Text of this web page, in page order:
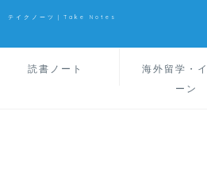
テイクノーツ｜Take Notes
読書ノート
海外留学・
ーン